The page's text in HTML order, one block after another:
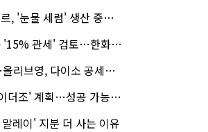
'눈물 세럼' 생산 중단한다
' 검토…한화큐셀·OCI 영향은?
다이소 공세에 '가성비'로 맞불
' 계획…성공 가능성은 '글쎄'
레이' 지분 더 사는 이유